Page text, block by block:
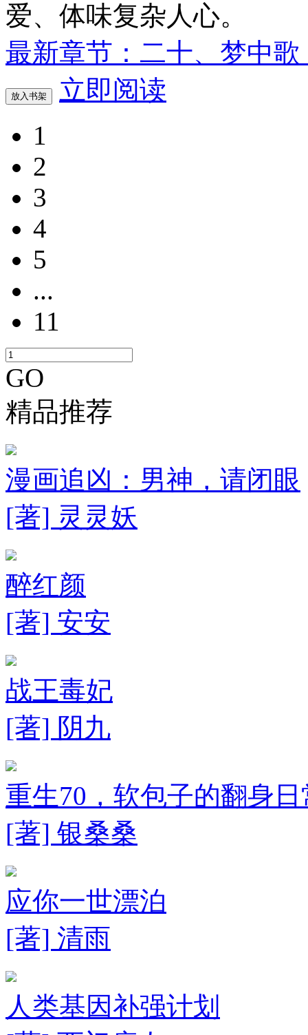
爱、体味复杂人心。
最新章节：二十、梦中歌
放入书架
立即阅读
1
2
3
4
5
...
11
GO
精品推荐
漫画追凶：男神，请闭眼
[著] 灵灵妖
醉红颜
[著] 安安
战王毒妃
[著] 阴九
重生70，软包子的翻身日
[著] 银桑桑
应你一世漂泊
[著] 清雨
人类基因补强计划